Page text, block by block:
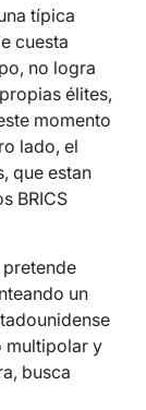
típica
cuesta
no logra
élites,
momento
lado, el
que estan
BRICS
un
multipolar y
busca